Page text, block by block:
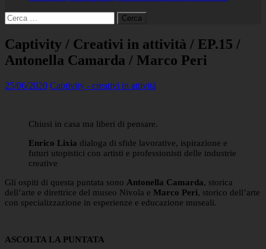
Ricerca
per:
Captivity / Creativi in attività / EP.15 /
Antonella Camarda / Marco Peri
25/06/2020 Captivity - creativi in attività
Chiusi in casa ma liberi di pensare.
Enrico Lixia dialoga di sfide lavorative, ispirazione e
futuri utopistici con artisti e professionisti delle industrie
creative
Gli ospiti di questa puntata sono Antonella Camarda, storica
dell’arte e direttrice del museo Nivola e Marco Peri, storico dell’arte
con specializzazione in esperienze e educazione museali.
ASCOLTA LA PUNTATA